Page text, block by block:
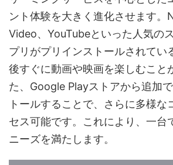
ント体験を大きく進化させます
Video、YouTubeといった人気の
プリがプリインストールされてい
後すぐに動画や映画を楽しむこと
た、Google Playストアから追加
トールすることで、さらに多様な
セス可能です。これにより、一台
ニーズを満たします。